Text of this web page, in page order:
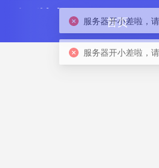
首页